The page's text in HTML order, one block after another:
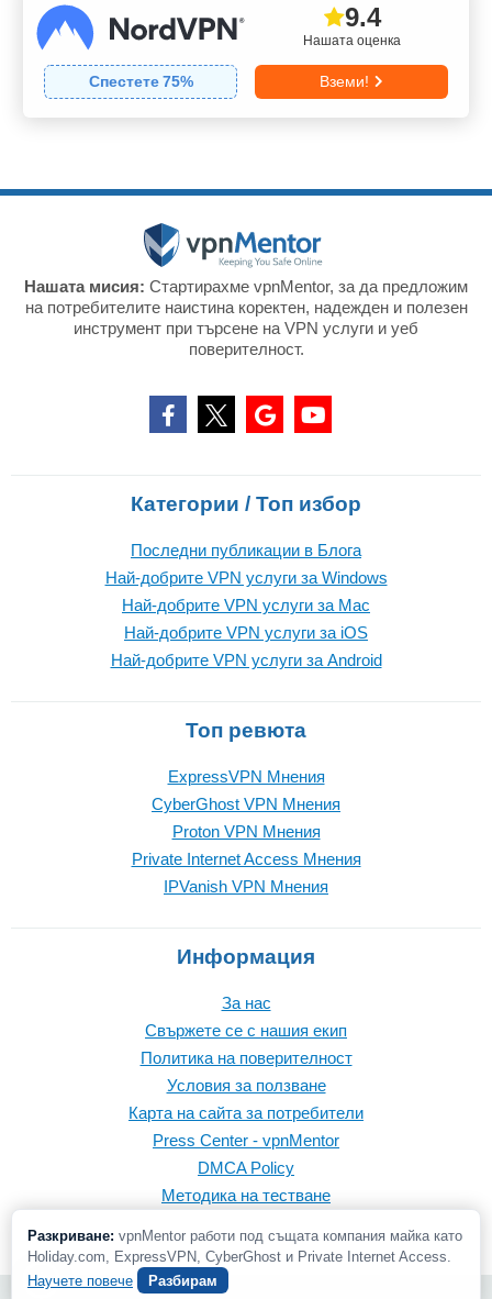
Нашата оценка
9.4
Спестете 75% Вземи!
Нашата мисия: Стартирахме vpnMentor, за да предложим
на потребителите наистина коректен, надежден и полезен
инструмент при търсене на VPN услуги и уеб
поверителност.
Категории / Топ избор
Последни публикации в Блога
Най-добрите VPN услуги за Windows
Най-добрите VPN услуги за Mac
Най-добрите VPN услуги за iOS
Най-добрите VPN услуги за Android
Топ ревюта
ExpressVPN Mнения
CyberGhost VPN Mнения
Proton VPN Mнения
Private Internet Access Mнения
IPVanish VPN Mнения
Информация
За нас
Свържете се с нашия екип
Политика на поверителност
Условия за ползване
Карта на сайта за потребители
Press Center - vpnMentor
DMCA Policy
Методика на тестване
Разкриване: vpnMentor работи под същата компания майка като
Holiday.com, ExpressVPN, CyberGhost и Private Internet Access.
Научете повече
Разбирам